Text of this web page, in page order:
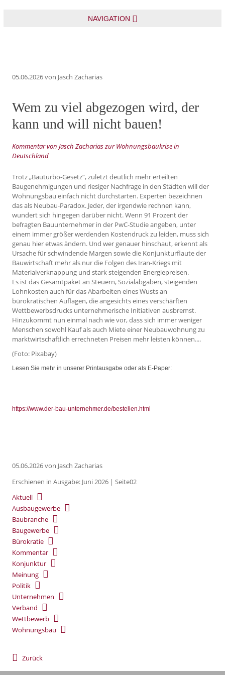
NAVIGATION
05.06.2026von Jasch Zacharias
Wem zu viel abgezogen wird, der
kann und will nicht bauen!
Kommentar von Jasch Zacharias zur Wohnungsbaukrise in
Deutschland
Trotz „Bauturbo-Gesetz“, zuletzt deutlich mehr erteilten
Baugenehmigungen und riesiger Nachfrage in den Städten will der
Wohnungsbau einfach nicht durchstarten. Experten bezeichnen
das als Neubau-Paradox. Jeder, der irgendwie rechnen kann,
wundert sich hingegen darüber nicht. Wenn 91 Prozent der
befragten Bauunternehmer in der PwC-Studie angeben, unter
einem immer größer werdenden Kostendruck zu leiden, muss sich
genau hier etwas ändern. Und wer genauer hinschaut, erkennt als
Ursache für schwindende Margen sowie die Konjunkturflaute der
Bauwirtschaft mehr als nur die Folgen des Iran-Kriegs mit
Materialverknappung und stark steigenden Energiepreisen.
Es ist das Gesamtpaket an Steuern, Sozialabgaben, steigenden
Lohnkosten auch für das Abarbeiten eines Wusts an
bürokratischen Auflagen, die angesichts eines verschärften
Wettbewerbsdrucks unternehmerische Initiativen ausbremst.
Hinzukommt nun einmal nach wie vor, dass sich immer weniger
Menschen sowohl Kauf als auch Miete einer Neubauwohnung zu
marktwirtschaftlich errechneten Preisen mehr leisten können....
(Foto: Pixabay)
Lesen Sie mehr in unserer Printausgabe oder als E-Paper:
https://www.der-bau-unternehmer.de/bestellen.html
05.06.2026von Jasch Zacharias
Erschienen in Ausgabe: Juni 2026 | Seite02
Aktuell
Ausbaugewerbe
Baubranche
Baugewerbe
Bürokratie
Kommentar
Konjunktur
Meinung
Politik
Unternehmen
Verband
Wettbewerb
Wohnungsbau
Zurück